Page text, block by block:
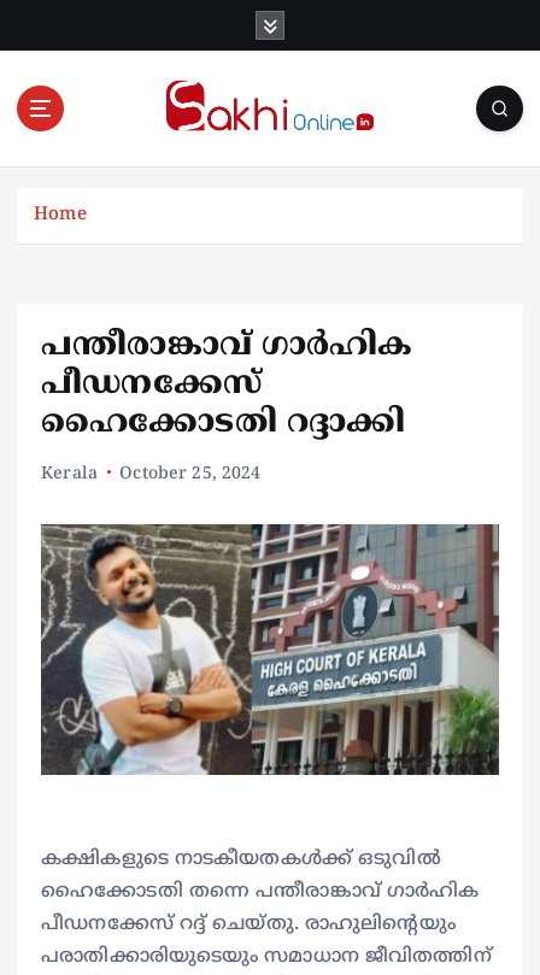
Online News Portal
Home
പന്തീരാങ്കാവ് ഗാര്‍ഹിക
പീഡനക്കേസ്
ഹൈക്കോടതി റദ്ദാക്കി
Kerala October 25, 2024
കക്ഷികളുടെ നാടകീയതകൾക്ക് ഒടുവിൽ
ഹൈക്കോടതി തന്നെ പന്തീരാങ്കാവ് ഗാർഹിക
പീഡനക്കേസ് റദ്ദ് ചെയ്തു. രാഹുലിന്റെയും
പരാതിക്കാരിയുടെയും സമാധാന ജീവിതത്തിന്